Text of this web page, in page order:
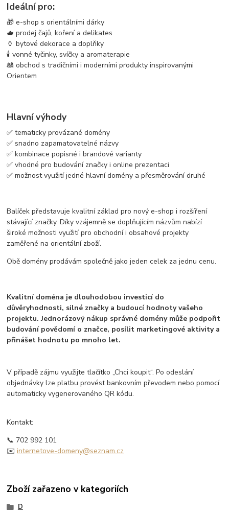
Ideální pro:
🎁 e-shop s orientálními dárky
🫖 prodej čajů, koření a delikates
🏺 bytové dekorace a doplňky
🕯️ vonné tyčinky, svíčky a aromaterapie
🎎 obchod s tradičními i moderními produkty inspirovanými
Orientem
Hlavní výhody
✅ tematicky provázané domény
✅ snadno zapamatovatelné názvy
✅ kombinace popisné i brandové varianty
✅ vhodné pro budování značky i online prezentaci
✅ možnost využití jedné hlavní domény a přesměrování druhé
Balíček představuje kvalitní základ pro nový e-shop i rozšíření
stávající značky. Díky vzájemně se doplňujícím názvům nabízí
široké možnosti využití pro obchodní i obsahové projekty
zaměřené na orientální zboží.
Obě domény prodávám společně jako jeden celek za jednu cenu.
Kvalitní doména je dlouhodobou investicí do
důvěryhodnosti, silné značky a budoucí hodnoty vašeho
projektu. Jednorázový nákup správné domény může podpořit
budování povědomí o značce, posílit marketingové aktivity a
přinášet hodnotu po mnoho let.
V případě zájmu využijte tlačítko „Chci koupit“. Po odeslání
objednávky lze platbu provést bankovním převodem nebo pomocí
automaticky vygenerovaného QR kódu.
Kontakt:
📞 702 992 101
✉️internetove-domeny@seznam.cz
Zboží zařazeno v kategoriích
D